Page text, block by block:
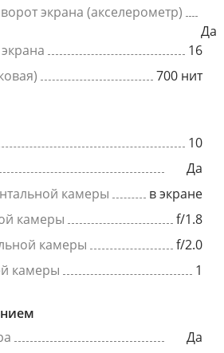
экрана (акселерометр)
Да
16
700 нит
10
Да
камеры
в экране
камеры
f/1.8
камеры
f/2.0
камеры
1
Да